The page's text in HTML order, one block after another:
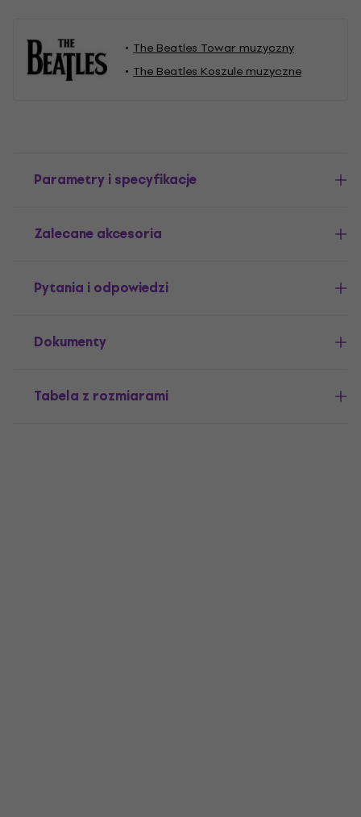
The Beatles Towar muzyczny
The Beatles Koszule muzyczne
Parametry i specyfikacje
Zalecane akcesoria
Pytania i odpowiedzi
Dokumenty
Tabela z rozmiarami